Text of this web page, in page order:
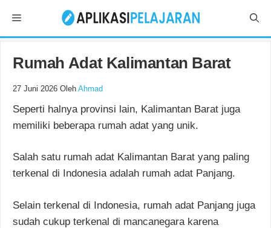
isi
Menu
Rumah Adat Kalimantan Barat
27 Juni 2026 Oleh Ahmad
Seperti halnya provinsi lain, Kalimantan Barat juga
memiliki beberapa rumah adat yang unik.
Salah satu rumah adat Kalimantan Barat yang paling
terkenal di Indonesia adalah rumah adat Panjang.
Selain terkenal di Indonesia, rumah adat Panjang juga
sudah cukup terkenal di mancanegara karena